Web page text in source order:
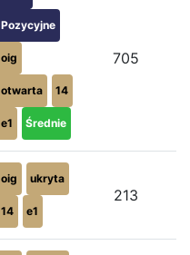
Pozycyjne
oig
otwarta 14
e1 Średnie
705
oig ukryta
14 e1
213